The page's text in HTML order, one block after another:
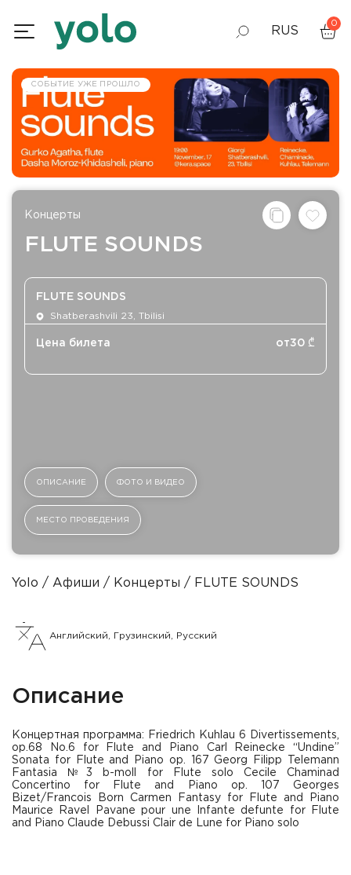
RUS
GEO
ENG
0
СОБЫТИЕ УЖЕ ПРОШЛО
Концерты
FLUTE SOUNDS
FLUTE SOUNDS
Shatberashvili 23, Tbilisi
Цена билета от30 ₾
ОПИСАНИЕ ФОТО И ВИДЕО
МЕСТО ПРОВЕДЕНИЯ
Yolo Афиши Концерты FLUTE SOUNDS
Английский, Грузинский, Русский
Описание
Концертная программа: Friedrich Kuhlau 6 Divertissements,
op.68 No.6 for Flute and Piano Carl Reinecke “Undine”
Sonata for Flute and Piano op. 167 Georg Filipp Telemann
Fantasia №3 b-moll for Flute solo Cecile Chaminad
Concertino for Flute and Piano op. 107 Georges
Bizet/Francois Born Carmen Fantasy for Flute and Piano
Maurice Ravel Pavane pour une Infante defunte for Flute
and Piano Claude Debussi Clair de Lune for Piano solo